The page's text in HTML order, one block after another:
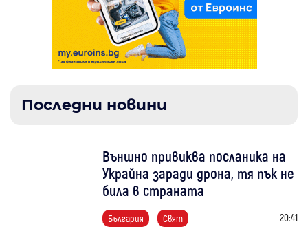
Последни новини
Външно привиква посланика на
Украйна заради дрона, тя пък не
била в страната
България Свят 20:41